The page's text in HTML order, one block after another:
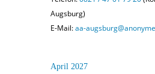
Augsburg)
E-Mail:aa-
April 2027